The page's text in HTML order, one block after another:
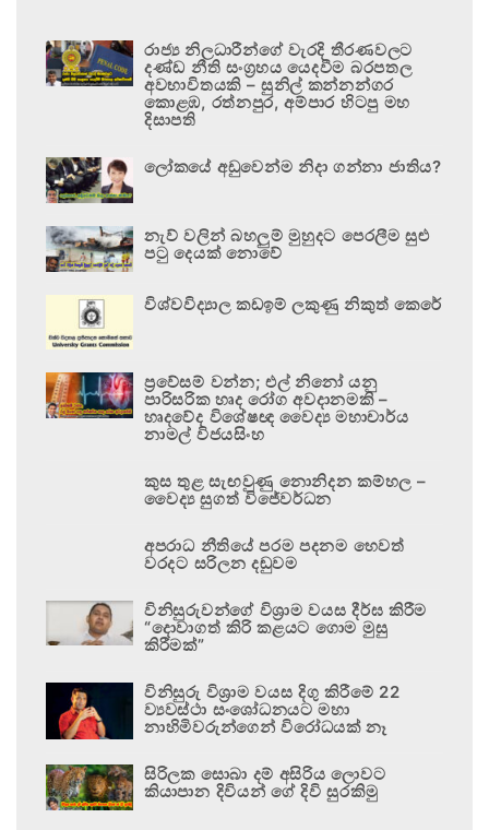
රාජ්‍ය නිලධාරීන්ගේ වැරදි තීරණවලට
දණ්ඩ නීති සංග්‍රහය යෙදවීම බරපතල
අවභාවිතයකි – සුනිල් කන්නන්ගර
කොළඹ, රත්නපුර, අම්පාර හිටපු මහ
දිසාපති
ලෝකයේ අඩුවෙන්ම නිදා ගන්නා ජාතිය?
නැව් වලින් බහලුම් මුහුදට පෙරලීම සුළු
පටු දෙයක් නොවේ
විශ්වවිද්‍යාල කඩඉම් ලකුණු නිකුත් කෙරේ
ප්‍රවේසම් වන්න; එල් නිනෝ යනු
පාරිසරික හෘද රෝග අවදානමකි –
හෘදවේද විශේෂඥ වෛද්‍ය මහාචාර්ය
නාමල් විජයසිංහ
කුස තුළ සැඟවුණු නොනිදන කම්හල –
වෛද්‍ය සුගත් විජේවර්ධන
අපරාධ නීතියේ පරම පදනම හෙවත්
වරදට සරිලන දඬුවම
විනිසුරුවන්ගේ විශ්‍රාම වයස දීර්ඝ කිරීම
“දොවාගත් කිරි කළයට ගොම මුසු
කිරීමක්”
විනිසුරු විශ්‍රාම වයස දිගු කිරීමේ 22
ව්‍යවස්ථා සංශෝධනයට මහා
නාහිමිවරුන්ගෙන් විරෝධයක් නෑ
සිරිලක සොබා දම් අසිරිය ලොවට
කියාපාන දිවියන් ගේ දිවි සුරකිමු